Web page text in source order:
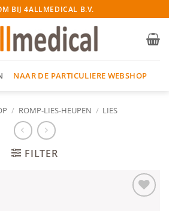
BIJ 4ALLMEDICAL B.V.
NAAR DE PARTICULIERE WEBSHOP
/ ROMP-LIES-HEUPEN / LIES
FILTER